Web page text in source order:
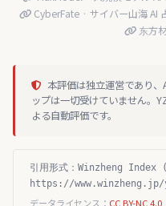
CyberFate · サイバー山海 AI
东方
本評価は独立運営であり
ップは一切受けていません。
よる自動評価です。
引用形式：Winzheng Index
https://
データライセンス： CC BY-NC 4.0